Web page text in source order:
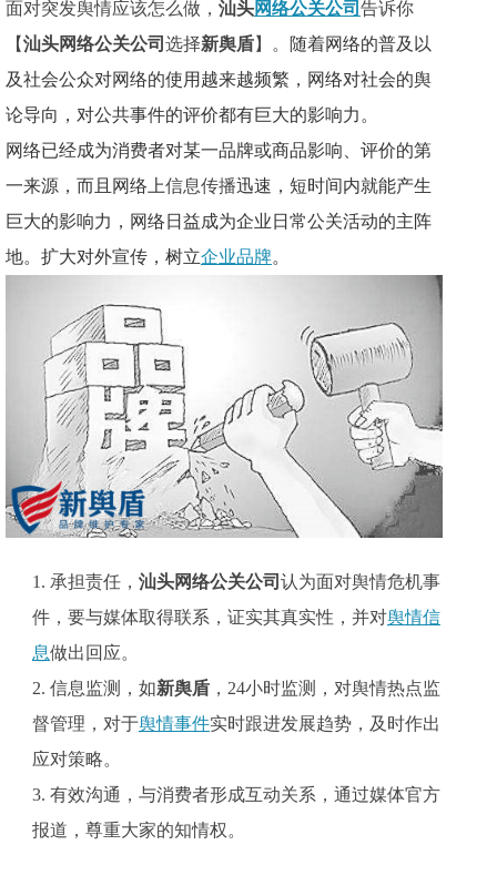
面对突发舆情应该怎么做， 汕头网络公关公司 告诉你
【汕头网络公关公司 选择新舆盾】。
随着网络的普及以
及社会公众对网络的使用越来越频繁，网络对社会的舆
论导向，对公共事件的评价都有巨大的影响力。
网络已经成为消费者对某一品牌或商品影响、评价的第
一来源，而且网络上信息传播迅速，短时间内就能产生
巨大的影响力，网络日益成为企业日常公关活动的主阵
地。扩大对外宣传，树立企业品牌。
1. 承担责任， 汕头网络公关公司 认为面对舆情危机事
件，要与媒体取得联系，证实其真实性，并对舆情信
息做出回应。
2. 信息监测，如新舆盾 ， 24小时监测，对舆情热点监
督管理，对于舆情事件实时跟进发展趋势，及时作出
应对策略。
3. 有效沟通，与消费者形成互动关系，通过媒体官方
报道，尊重大家的知情权。